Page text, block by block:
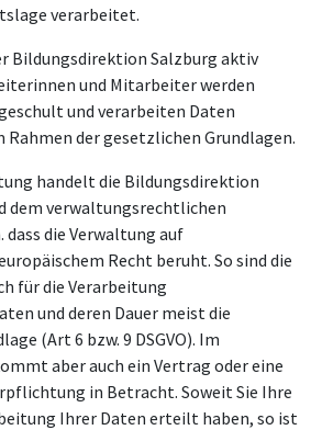
verarbeitet.
Bildungsdirektion Salzburg aktiv
und Mitarbeiter werden
und verarbeiten Daten
der gesetzlichen Grundlagen.
handelt die Bildungsdirektion
dem verwaltungsrechtlichen
die Verwaltung auf
Recht beruht. So sind die
für die Verarbeitung
und deren Dauer meist die
(Art 6 bzw. 9 DSGVO). Im
aber auch ein Vertrag oder eine
in Betracht. Soweit Sie Ihre
Ihrer Daten erteilt haben, so ist